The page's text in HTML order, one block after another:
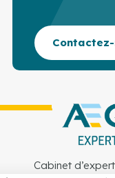
Cabinet